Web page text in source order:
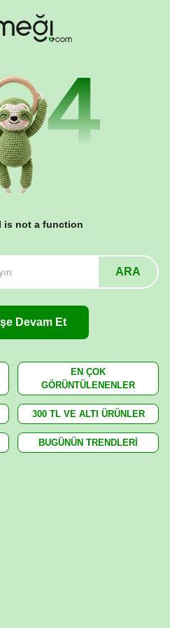
is not a function
ARA
Devam Et
EN ÇOK
GÖRÜNTÜLENENLER
300 TL VE ALTI ÜRÜNLER
BUGÜNÜN TRENDLERİ